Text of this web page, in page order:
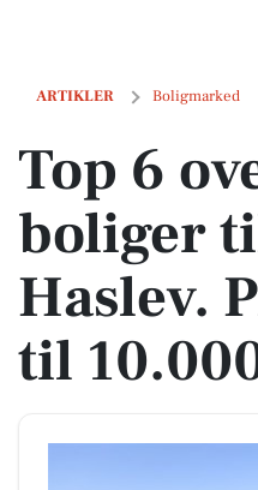
ARTIKLER Boligmarked
Top 6 over dyreste boliger
Top 6
boliger
Haslev.
til